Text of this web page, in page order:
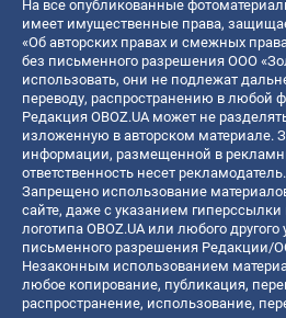
На все опубликованные
имеет имущественные права,
«Об авторских правах и смежных
без письменного разрешения ООО
использовать, они не подлежат
переводу, распространению в любой
Редакция OBOZ.UA может не
изложенную в авторском материале.
информации, размещенной в
ответственность несет рекламодатель.
Запрещено использование
сайте, даже с указанием гиперссылки
логотипа OBOZ.UA или любого
письменного разрешения Редакции/
Незаконным использованием
любое копирование, публикация,
распространение, использование,